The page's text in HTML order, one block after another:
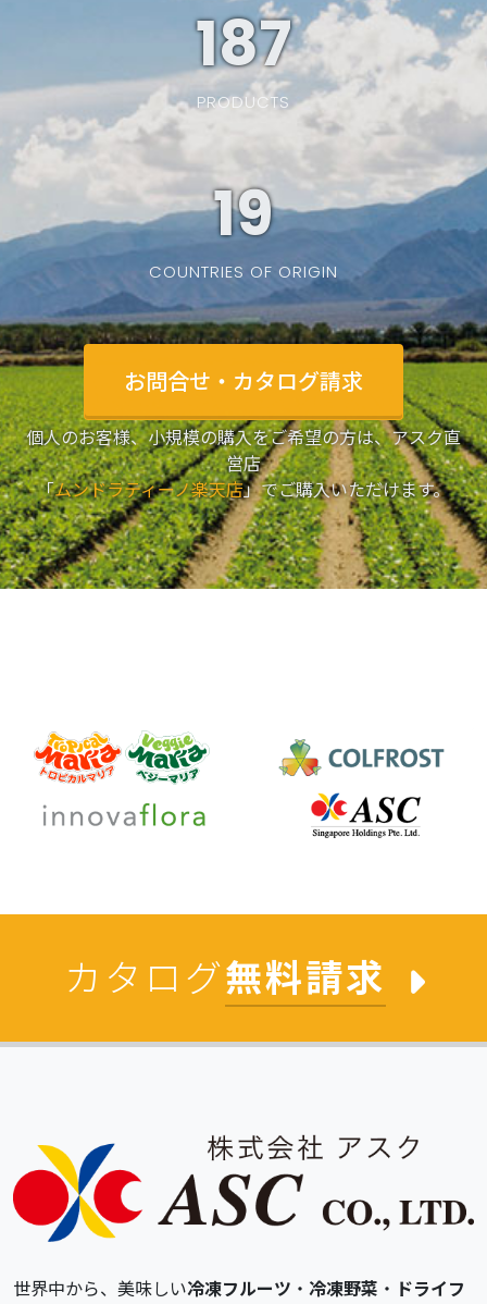
187
PRODUCTS
19
COUNTRIES OF ORIGIN
お問合せ・カタログ請求
個人のお客様、小規模の購入をご希望の方は、アスク直
営店
「ムンドラティーノ楽天店」でご購入いただけます。
カタログ無料請求
世界中から、美味しい冷凍フルーツ ・ 冷凍野菜 ・ ドライフ